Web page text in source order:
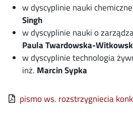
w dyscyplinie nauki
Singh
w dyscyplinie nauki o
Paula Twardowska-
w dyscyplinie technologia
inż. Marcin Sypka
File pismo ws. rozstrzygniecia